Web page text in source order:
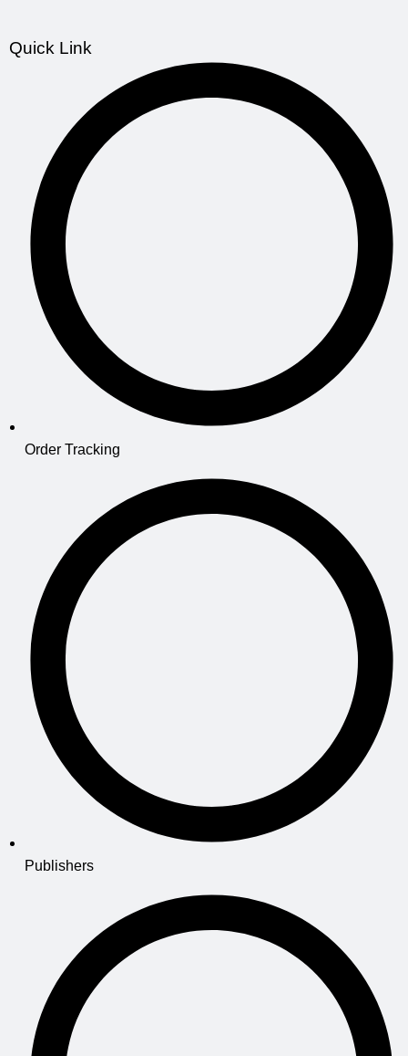
Quick Link
Order Tracking
Publishers